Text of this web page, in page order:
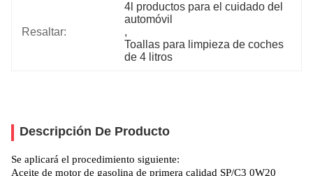
Resaltar:
4l productos para el cuidado del
automóvil
,
Toallas para limpieza de coches
de 4 litros
Descripción De Producto
Se aplicará el procedimiento siguiente:
Aceite de motor de gasolina de primera calidad SP/C3 0W20